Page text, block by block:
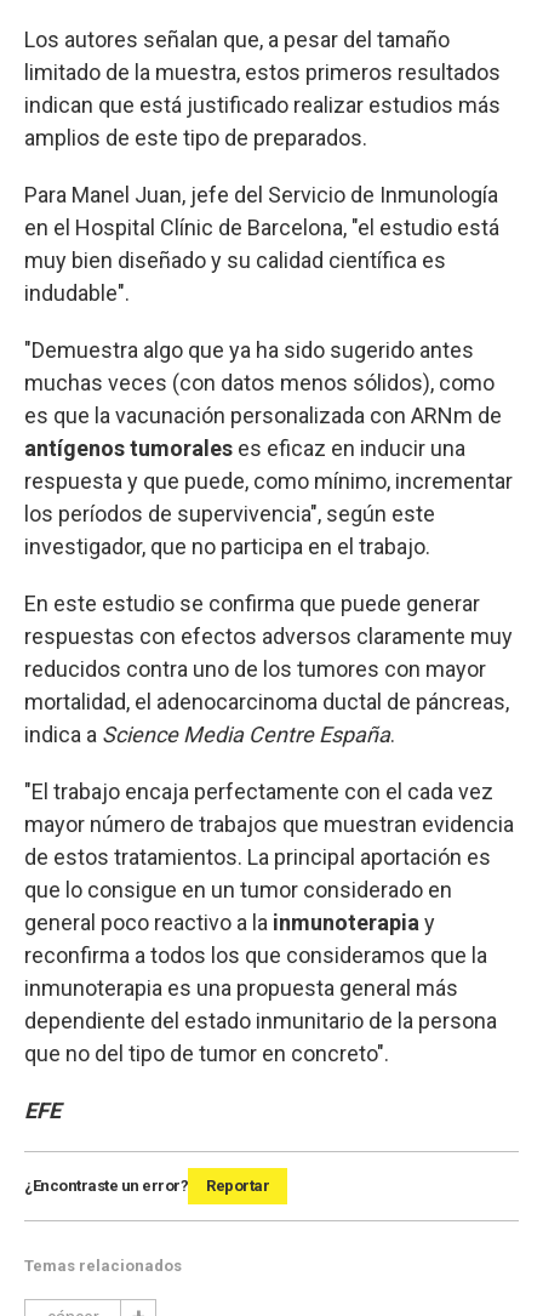
Los autores señalan que, a pesar del tamaño
limitado de la muestra, estos primeros resultados
indican que está justificado realizar estudios más
amplios de este tipo de preparados.
Para Manel Juan, jefe del Servicio de Inmunología
en el Hospital Clínic de Barcelona, "el estudio está
muy bien diseñado y su calidad científica es
indudable".
"Demuestra algo que ya ha sido sugerido antes
muchas veces (con datos menos sólidos), como
es que la vacunación personalizada con ARNm de
antígenos tumorales es eficaz en inducir una
respuesta y que puede, como mínimo, incrementar
los períodos de supervivencia", según este
investigador, que no participa en el trabajo.
En este estudio se confirma que puede generar
respuestas con efectos adversos claramente muy
reducidos contra uno de los tumores con mayor
mortalidad, el adenocarcinoma ductal de páncreas,
indica a Science Media Centre España.
"El trabajo encaja perfectamente con el cada vez
mayor número de trabajos que muestran evidencia
de estos tratamientos. La principal aportación es
que lo consigue en un tumor considerado en
general poco reactivo a la inmunoterapia y
reconfirma a todos los que consideramos que la
inmunoterapia es una propuesta general más
dependiente del estado inmunitario de la persona
que no del tipo de tumor en concreto".
EFE
¿Encontraste un error? Reportar
Temas relacionados